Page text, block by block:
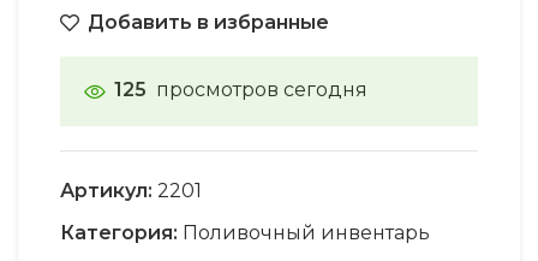
Добавить в избранные
125 просмотров сегодня
Артикул: 2201
Категория: Поливочный инвентарь